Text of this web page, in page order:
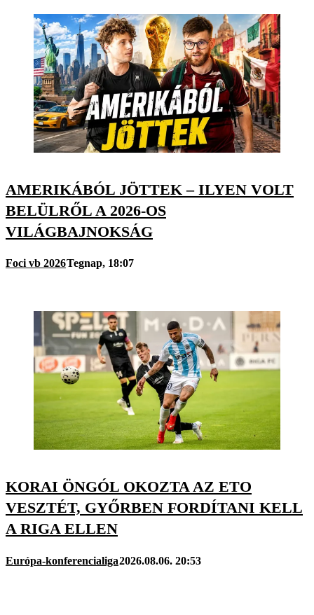
AMERIKÁBÓL JÖTTEK – ILYEN VOLT
BELÜLRŐL A 2026-OS
VILÁGBAJNOKSÁG
Foci vb 2026Tegnap, 18:07
KORAI ÖNGÓL OKOZTA AZ ETO
VESZTÉT, GYŐRBEN FORDÍTANI KELL
A RIGA ELLEN
Európa-konferencialiga2026.08.06. 20:53